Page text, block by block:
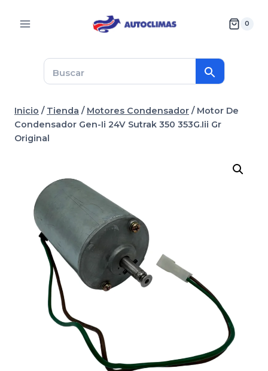
0
Inicio / Tienda / Motores Condensador / Motor De
Condensador Gen-Ii 24V Sutrak 350 353G.Iii Gr
Original